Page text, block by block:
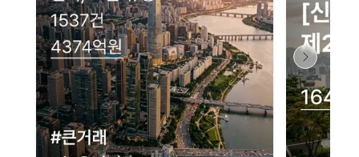
네이버 지도 연결 안내
현재 네이버 지도 연결이 원활하지 않아 지도를 불러올 수 없습니다.
이용에 불편을 드려 죄송합니다.
다시 시도